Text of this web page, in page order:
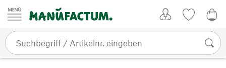
Zum Inhalt springen